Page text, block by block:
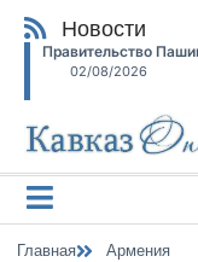
Новости
Правительство
02/08/2026
Главная Армения